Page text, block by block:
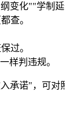
化""学制延
查。
过。
样判违规。
承诺"，可对